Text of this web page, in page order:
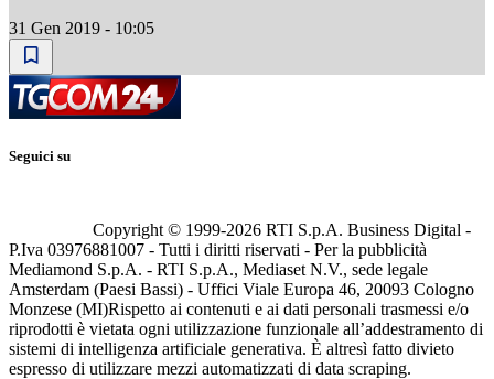
31 Gen 2019 - 10:05
Seguici su
Copyright © 1999-2026 RTI S.p.A. Business Digital -
P.Iva 03976881007 - Tutti i diritti riservati - Per la pubblicità
Mediamond S.p.A. - RTI S.p.A., Mediaset N.V., sede legale
Amsterdam (Paesi Bassi) - Uffici Viale Europa 46, 20093 Cologno
Monzese (MI)Rispetto ai contenuti e ai dati personali trasmessi e/o
riprodotti è vietata ogni utilizzazione funzionale all’addestramento di
sistemi di intelligenza artificiale generativa. È altresì fatto divieto
espresso di utilizzare mezzi automatizzati di data scraping.